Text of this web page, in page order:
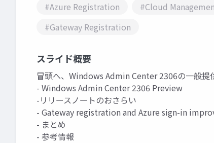
#Azure Registration
#Cloud
#Gateway Registration
スライド概要
冒頭へ、Windows Admin Center 2306の一般提
- Windows Admin Center 2306 Preview
-リリースノートのおさらい
- Gateway registration and Azure sign-in
- まとめ
- 参考情報